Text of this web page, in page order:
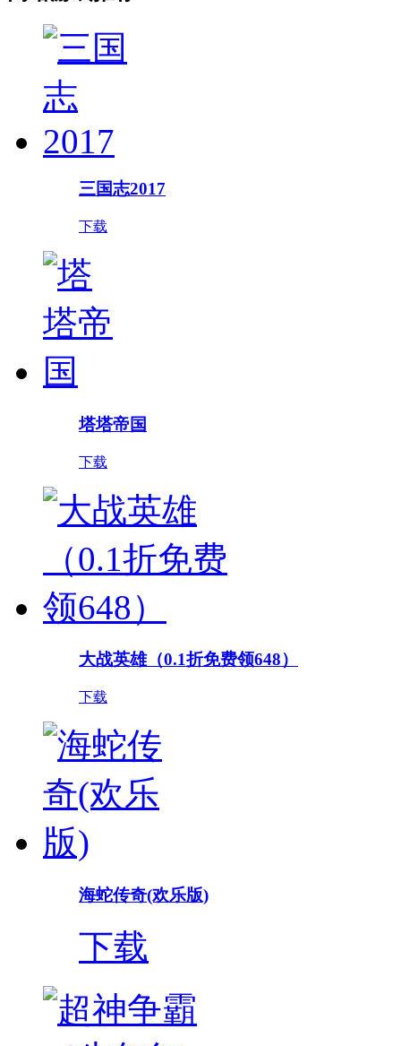
三国志2017
下载
塔塔帝国
下载
大战英雄（0.1折免费领648）
下载
海蛇传奇(欢乐版)
下载